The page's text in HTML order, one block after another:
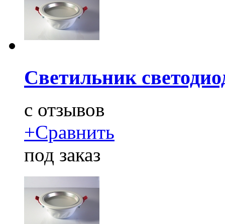
Светильник
c отзывов
+Сравнить
под заказ